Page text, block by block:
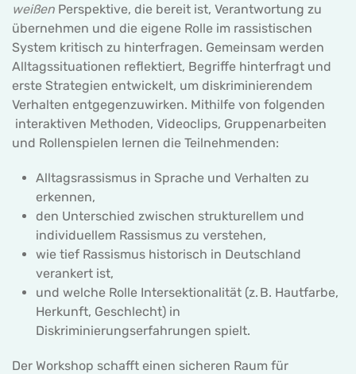
weißen Perspektive, die bereit ist, Verantwortung zu
übernehmen und die eigene Rolle im rassistischen
System kritisch zu hinterfragen. Gemeinsam werden
Alltagssituationen reflektiert, Begriffe hinterfragt und
erste Strategien entwickelt, um diskriminierendem
Verhalten entgegenzuwirken. Mithilfe von folgenden
interaktiven Methoden, Videoclips, Gruppenarbeiten
und Rollenspielen lernen die Teilnehmenden:
Alltagsrassismus in Sprache und Verhalten zu
erkennen,
den Unterschied zwischen strukturellem und
individuellem Rassismus zu verstehen,
wie tief Rassismus historisch in Deutschland
verankert ist,
und welche Rolle Intersektionalität (z. B. Hautfarbe,
Herkunft, Geschlecht) in
Diskriminierungserfahrungen spielt.
Der Workshop schafft einen sicheren Raum für